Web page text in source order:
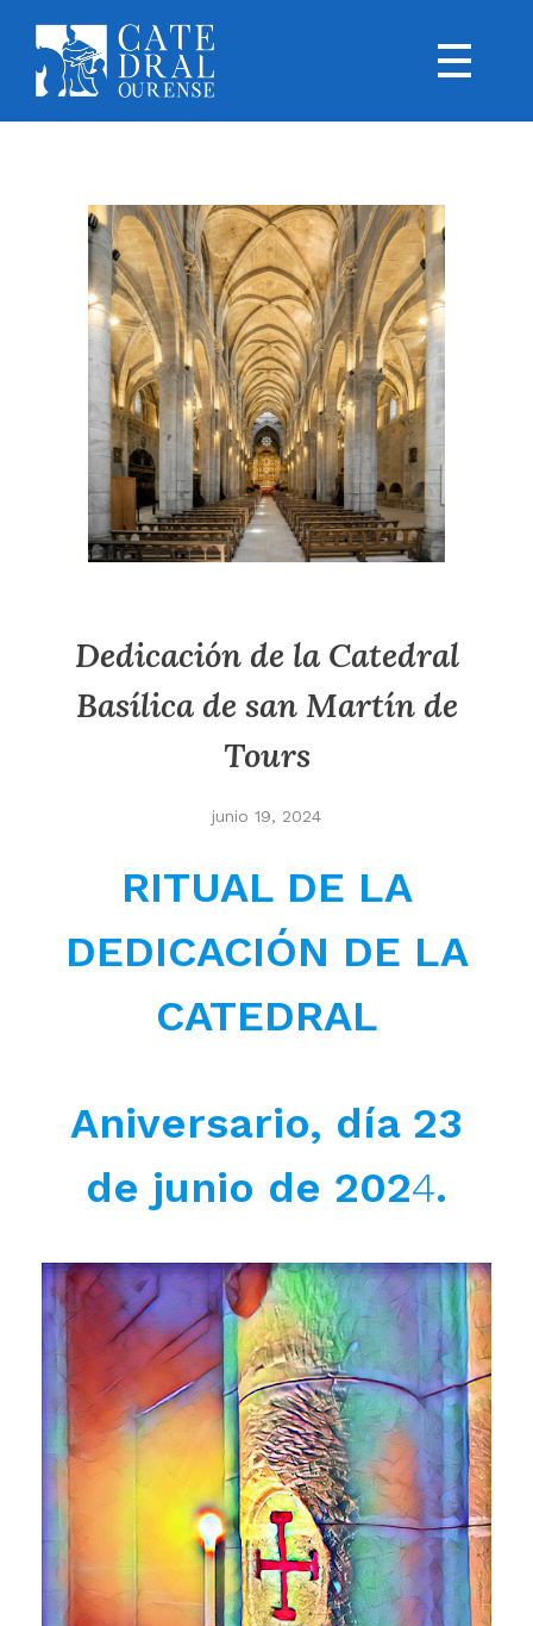
Dedicación de la Catedral
Basílica de san Martín de
Tours
junio 19, 2024
RITUAL DE LA
DEDICACIÓN DE LA
CATEDRAL
Aniversario, día 23
de junio de 2024.